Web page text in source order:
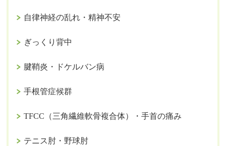
自律神経の乱れ・精神不安
ぎっくり背中
腱鞘炎・ドケルバン病
手根管症候群
TFCC（三角繊維軟骨複合体）・手首の痛み
テニス肘・野球肘